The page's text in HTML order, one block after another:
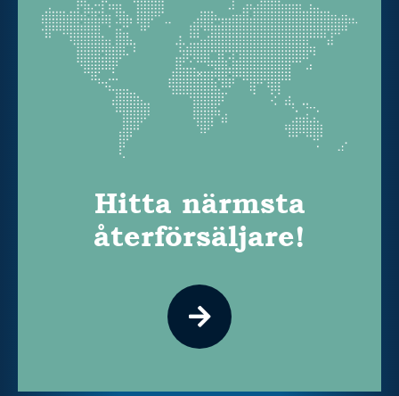
Hitta närmsta
återförsäljare!